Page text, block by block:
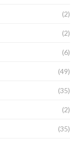
(2)
(2)
(6)
(49)
(35)
(2)
(35)